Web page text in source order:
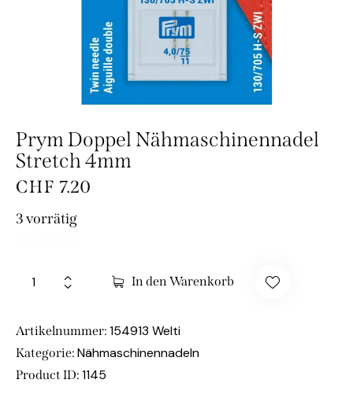
Prym Doppel Nähmaschinennadel
Stretch 4mm
CHF 7.20
3 vorrätig
In den Warenkorb
Artikelnummer: 154913 Welti
Kategorie: Nähmaschinennadeln
Product ID: 1145